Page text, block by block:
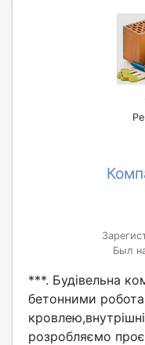
Был
***. Будівельна
бетонними
розробляємо